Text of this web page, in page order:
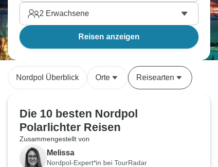
2 Erwachsene
Reisen anzeigen
Nordpol Überblick Orte Reisearten
Die 10 besten Nordpol
Polarlichter Reisen
Zusammengestellt von
Melissa
Nordpol-Expert*in bei TourRadar